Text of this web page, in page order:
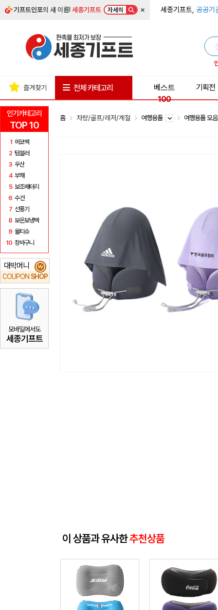
기프트인포의 새 이름!세종기프트 자세히 × 세종기프트, 공공기
인기카테고리
TOP 10
1 에코백
2 텀블러
3 우산
4 부채
5 보조배터리
6 수건
7 선풍기
8 보온보냉백
9 물티슈
10 장바구니
대박머니
COUPON SHOP
₩
모바일에서도
세종기프트
즐겨찾기 전체 카테고리
베스트
100
기획전
홈 차량/골프/레저/계절 여행용품 여행용품 모
이 상품과 유사한추천상품